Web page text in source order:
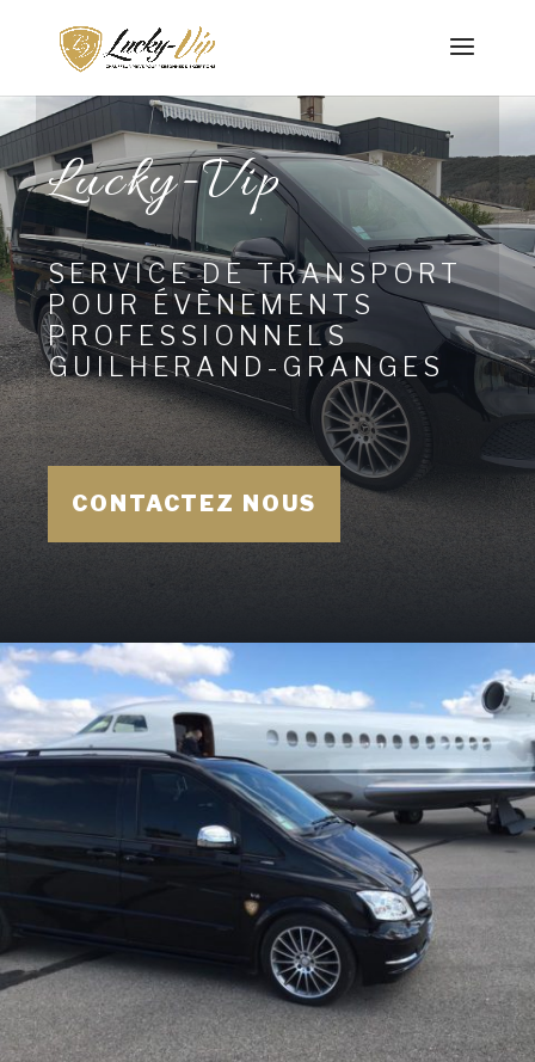
Lucky-Vip
SERVICE DE TRANSPORT
POUR ÉVÈNEMENTS
PROFESSIONNELS
GUILHERAND-GRANGES
CONTACTEZ NOUS